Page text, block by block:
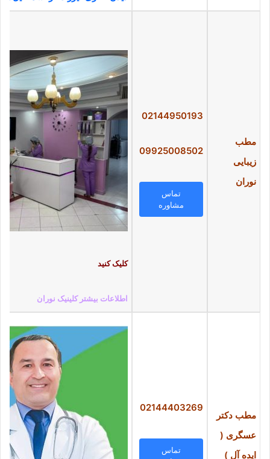
مطب
زیبایی
نوران
02144950193
09925008502
تماس
مشاوره
کلیک کنید
اطلاعات بیشتر کلینیک نوران
مطب دکتر
عسگری (
ایده آل )
02144403269
تماس